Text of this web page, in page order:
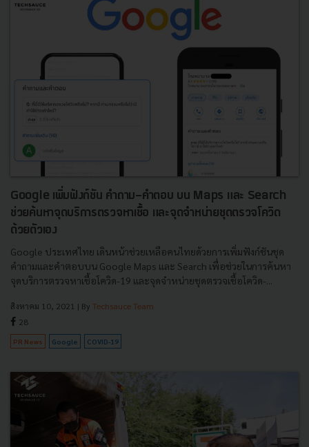
Google เพิ่มฟังก์ชัน คำถาม-คำตอบ บน Maps และ Search
ช่วยค้นหาจุดบริการตรวจหาเชื้อ และจุดจำหน่ายชุดตรวจโควิด
ด้วยตัวเอง
Google ประเทศไทย เดินหน้าช่วยเหลือคนไทยด้วยการเพิ่มฟังก์ชันชุด
คำถามและคำตอบบน Google Maps และ Search เพื่อช่วยในการค้นหา
จุดบริการตรวจหาเชื้อโควิด-19 และจุดจำหน่ายชุดตรวจเชื้อโควิด-...
สิงหาคม 10, 2021 | By Techsauce Team
28
PR News Google COVID-19